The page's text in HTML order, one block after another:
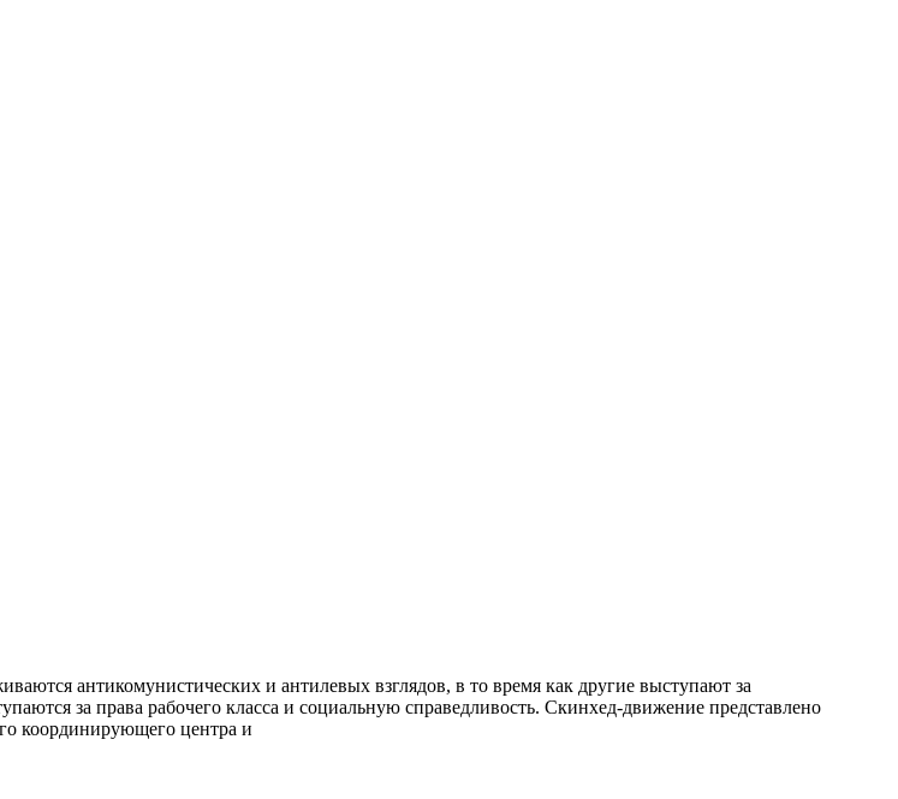
антикомунистических и антилевых взглядов, в то время как другие выступают за
за права рабочего класса и социальную справедливость. Скинхед-движение представлено
координирующего центра и